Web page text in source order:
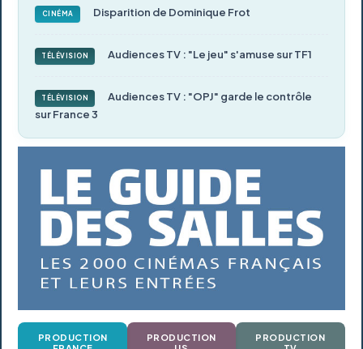
CINÉMA Disparition de Dominique Frot
TÉLÉVISION Audiences TV : "Le jeu" s'amuse sur TF1
TÉLÉVISION
Audiences TV : "OPJ" garde le contrôle
sur France 3
PRODUCTION
PRODUCTION
PRODUCTION